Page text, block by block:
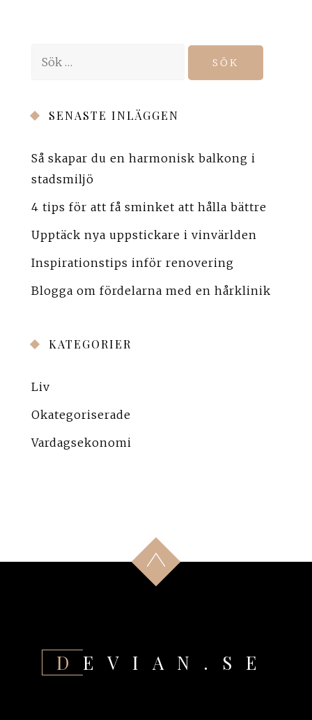
SENASTE INLÄGGEN
Så skapar du en harmonisk balkong i
stadsmiljö
4 tips för att få sminket att hålla bättre
Upptäck nya uppstickare i vinvärlden
Inspirationstips inför renovering
Blogga om fördelarna med en hårklinik
KATEGORIER
Liv
Okategoriserade
Vardagsekonomi
DEVIAN.SE